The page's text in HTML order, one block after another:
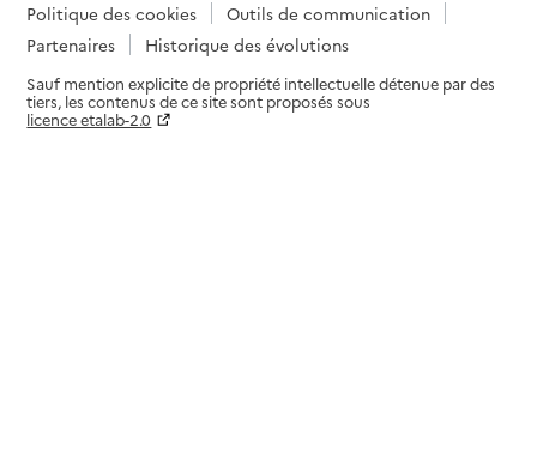
Politique des cookies
Outils de communication
Partenaires
Historique des évolutions
Sauf mention explicite de propriété intellectuelle détenue par des
tiers, les contenus de ce site sont proposés sous
licence etalab-2.0